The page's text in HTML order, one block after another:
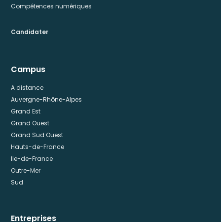
Compétences numériques
Candidater
Campus
A distance
Auvergne-Rhône-Alpes
Grand Est
Grand Ouest
Grand Sud Ouest
Hauts-de-France
Ile-de-France
Outre-Mer
Sud
Entreprises